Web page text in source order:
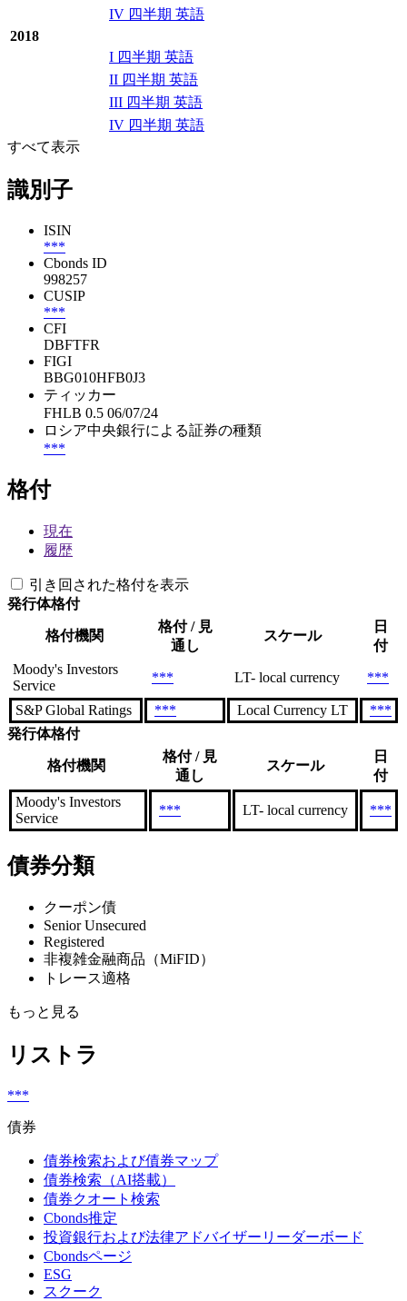
IV 四半期 英語
2018
I 四半期 英語
II 四半期 英語
III 四半期 英語
IV 四半期 英語
すべて表示
識別子
ISIN
***
Cbonds ID
998257
CUSIP
***
CFI
DBFTFR
FIGI
BBG010HFB0J3
ティッカー
FHLB 0.5 06/07/24
ロシア中央銀行による証券の種類
***
格付
現在
履歴
引き回された格付を表示
発行体格付
格付機関
格付 / 見
通し
スケール
日
付
Moody's Investors
Service
*** LT- local currency ***
S&P Global Ratings *** Local Currency LT
***
発行体格付
格付機関
格付 / 見
通し
スケール
日
付
Moody's Investors
Service
*** LT- local currency ***
債券分類
クーポン債
Senior Unsecured
Registered
非複雑金融商品（MiFID）
トレース適格
もっと見る
リストラ
***
債券
債券検索および債券マップ
債券検索（AI搭載）
債券クオート検索
Cbonds推定
投資銀行および法律アドバイザーリーダーボード
Cbondsページ
ESG
スクーク